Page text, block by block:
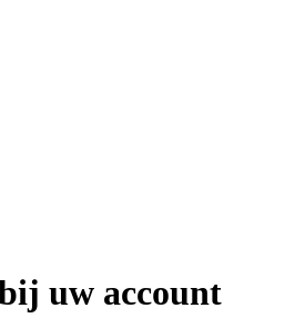
uw account